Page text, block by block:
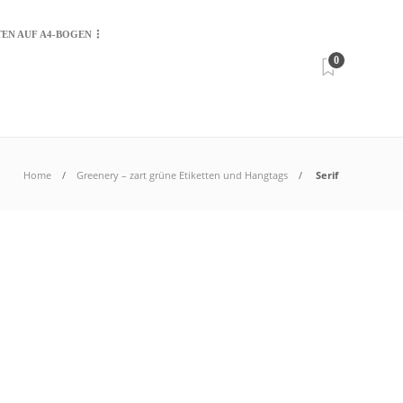
AUF A4-BOGEN
0
Home Greenery – zart grüne Etiketten und Hangtags Serif